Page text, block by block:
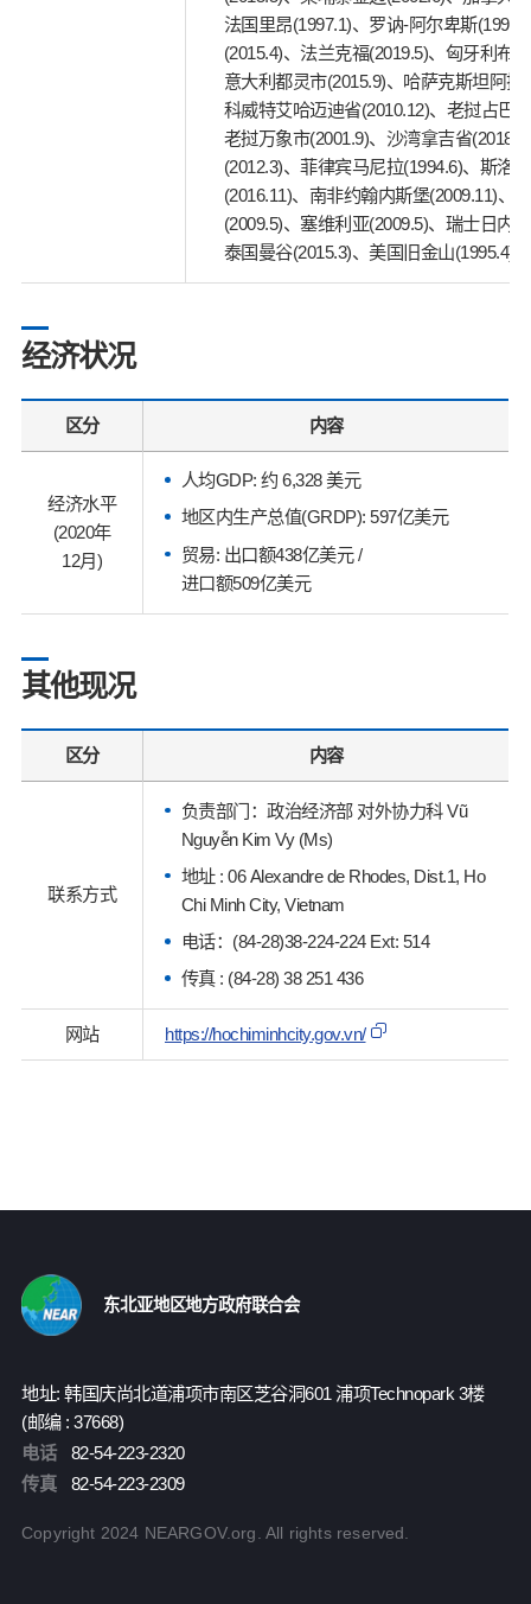
法国里昂(1997.1)、罗讷-阿尔卑斯
(2015.4)、法兰克福(2019.5)、匈牙利布
意大利都灵市(2015.9)、哈萨克斯坦阿拉
科威特艾哈迈迪省(2010.12)、老挝占巴
老挝万象市(2001.9)、沙湾拿吉省
(2012.3)、菲律宾马尼拉(1994.6)、斯洛
(2016.11)、南非约翰内斯堡(2009.11)、
(2009.5)、塞维利亚(2009.5)、瑞士日内
泰国曼谷(2015.3)、美国旧金山(1995.4)
经济状况
区分 内容
经济水平
(2020年
12月)
人均GDP: 约 6,328 美元
地区内生产总值(GRDP): 597亿美元
贸易: 出口额438亿美元 /
进口额509亿美元
其他现况
区分 内容
联系方式
负责部门：政治经济部 对外协力科 Vũ
Nguyễn Kim Vy (Ms)
地址 : 06 Alexandre de Rhodes, Dist.1, Ho
Chi Minh City, Vietnam
电话：(84-28)38-224-224 Ext: 514
传真 : (84-28) 38 251 436
网站 https://hochiminhcity.gov.vn/
东北亚地区地方政府联合会
地址: 韩国庆尚北道浦项市南区芝谷洞601 浦项Technopark 3楼
(邮编 : 37668)
电话
82-54-223-2320
传真
82-54-223-2309
Copyright 2024 NEARGOV.org. All rights reserved.